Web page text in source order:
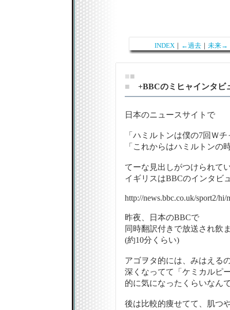
INDEX ｜ ←過去 ｜ 未来→
■■
■
+BBCのミヒャインタビ
日本のニュースサイトで
「ハミルトンは僕の7回Ｗ
「これからはハミルトンの
てーな見出しがつけられて
イギリスはBBCのインタビ
http://news.bbc.co.uk/sport2/hi/
昨夜、日本のBBCで
同時翻訳付きで放送され飲
(約10分くらい)
アゴヲタ的には、みはえる
深くなってて「ケミカルピ
的に気になったくらいなん
後は比較的痩せてて、肌つ